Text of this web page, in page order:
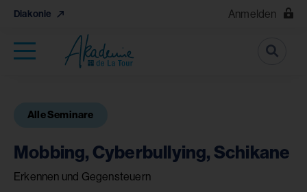
Diakonie Anmelden
Suche
Alle Seminare
Mobbing, Cyberbullying, Schikane
Erkennen und Gegensteuern